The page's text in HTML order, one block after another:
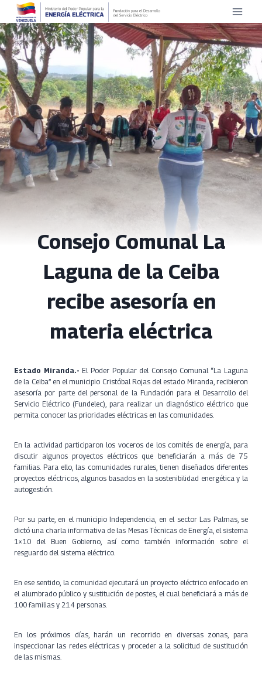
Saltar
contenido
Consejo Comunal La
Laguna de la Ceiba
recibe asesoría en
materia eléctrica
Estado Miranda.- El Poder Popular del Consejo Comunal “La Laguna
de la Ceiba” en el municipio Cristóbal Rojas del estado Miranda, recibieron
asesoría por parte del personal de la Fundación para el Desarrollo del
Servicio Eléctrico (Fundelec), para realizar un diagnóstico eléctrico que
permita conocer las prioridades eléctricas en las comunidades.
En la actividad participaron los voceros de los comités de energía, para
discutir algunos proyectos eléctricos que beneficiarán a más de 75
familias. Para ello, las comunidades rurales, tienen diseñados diferentes
proyectos eléctricos, algunos basados en la sostenibilidad energética y la
autogestión.
Por su parte, en el municipio Independencia, en el sector Las Palmas, se
dictó una charla informativa de las Mesas Técnicas de Energía, el sistema
1×10 del Buen Gobierno, así como también información sobre el
resguardo del sistema eléctrico.
En ese sentido, la comunidad ejecutará un proyecto eléctrico enfocado en
el alumbrado público y sustitución de postes, el cual beneficiará a más de
100 familias y 214 personas.
En los próximos días, harán un recorrido en diversas zonas, para
inspeccionar las redes eléctricas y proceder a la solicitud de sustitución
de las mismas.